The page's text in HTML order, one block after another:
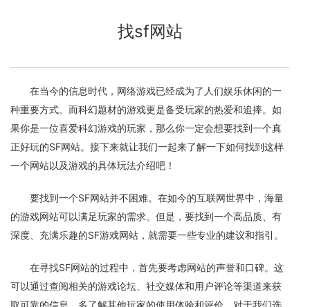
找sf网站
在当今的信息时代，网络游戏已经成为了人们娱乐休闲的一
种重要方式。而科幻题材的游戏更是备受玩家的热爱和追捧。如
果你是一位喜爱科幻游戏的玩家，那么你一定会想要找到一个真
正好玩的SF网站。接下来就让我们一起来了解一下如何找到这样
一个网站以及游戏的具体玩法介绍吧！
要找到一个SF网站并不困难。在如今的互联网世界中，海量
的游戏网站可以满足玩家的需求。但是，要找到一个高品质、有
深度、充满乐趣的SF游戏网站，就需要一些专业的建议和指引。
在寻找SF网站的过程中，首先要考虑网站的声誉和口碑。这
可以通过查阅相关的游戏论坛、社交媒体和用户评论等渠道来获
取可靠的信息。多了解其他玩家的使用体验和评价，对于我们选